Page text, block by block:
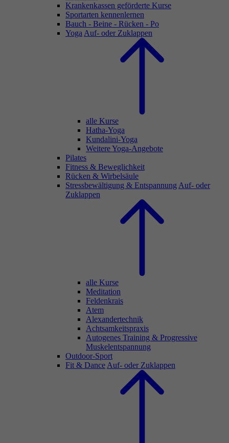
Krankenkassen geförderte Kurse
Sportarten kennenlernen
Bauch - Beine - Rücken - Po
Yoga Auf- oder Zuklappen
alle Kurse
Hatha-Yoga
Kundalini-Yoga
Weitere Yoga-Angebote
Pilates
Fitness & Beweglichkeit
Rücken & Wirbelsäule
Stressbewältigung & Entspannung Auf- oder
Zuklappen
alle Kurse
Meditation
Feldenkrais
Atem
Alexandertechnik
Achtsamkeitspraxis
Autogenes Training & Progressive
Muskelentspannung
Outdoor-Sport
Fit & Dance Auf- oder Zuklappen